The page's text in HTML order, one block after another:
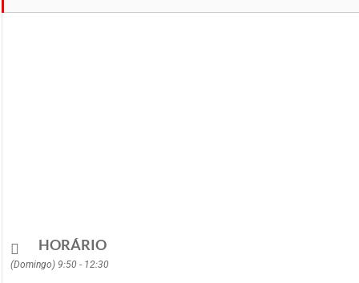
HORÁRIO
(Domingo) 9:50 - 12:30